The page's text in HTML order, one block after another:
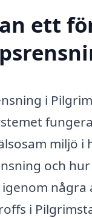
ett
i
miljö
och
igenom
i